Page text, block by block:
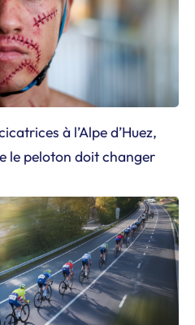
à l’Alpe d’Huez,
le peloton doit changer